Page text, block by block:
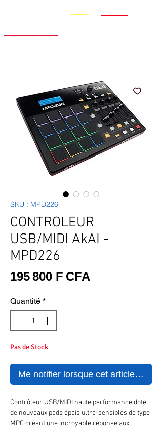
SKU : MPD226
CONTROLEUR
USB/MIDI AkAI -
MPD226
195 800 F CFA
Quantité *
Pas de Stock
Me notifier lorsque cet article est
Contrôleur USB/MIDI haute performance doté
de nouveaux pads épais ultra-sensibles de type
MPC créant une incroyable réponse aux